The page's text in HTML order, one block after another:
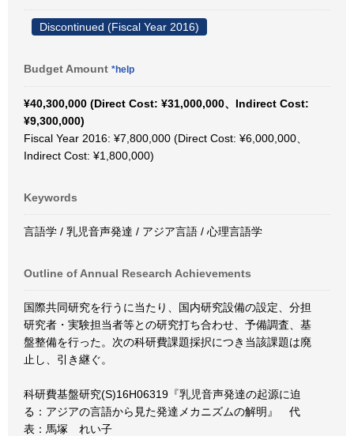
Discontinued (Fiscal Year 2016)
Budget Amount *help
¥40,300,000 (Direct Cost: ¥31,000,000、Indirect Cost:
¥9,300,000)
Fiscal Year 2016: ¥7,800,000 (Direct Cost: ¥6,000,000、
Indirect Cost: ¥1,800,000)
Keywords
言語学 / 乳児音声発達 / アジア言語 / 心理言語学
Outline of Annual Research Achievements
国際共同研究を行うに当たり、国内研究設備の設定、分担
研究者・実験担当者等との研究打ち合わせ、予備調査、基
盤整備を行った。次の科研費課題採択につき当該課題は廃
止し、引き継ぐ。
科研費基盤研究(S)16H06319『乳児音声発達の起源に迫
る：アジアの言語から見た発達メカニズムの解明』 代
表：馬塚 れい子